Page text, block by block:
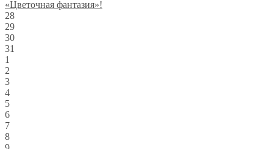
«Цветочная фантазия»!
28
29
30
31
1
2
3
4
5
6
7
8